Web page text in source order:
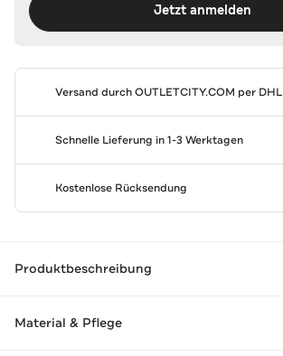
Jetzt anmelden
Versand durchOUTLETCITY.COM per DHL
Schnelle Lieferung in 1-3 Werktagen
Kostenlose Rücksendung
Produktbeschreibung
Material & Pflege